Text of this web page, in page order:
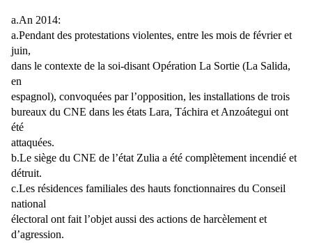
a.An 2014:
a.Pendant des protestations violentes, entre les mois de février et
juin,
dans le contexte de la soi-disant Opération La Sortie (La Salida,
en
espagnol), convoquées par l’opposition, les installations de trois
bureaux du CNE dans les états Lara, Táchira et Anzoátegui ont
été
attaquées.
b.Le siège du CNE de l’état Zulia a été complètement incendié et
détruit.
c.Les résidences familiales des hauts fonctionnaires du Conseil
national
électoral ont fait l’objet aussi des actions de harcèlement et
d’agression.